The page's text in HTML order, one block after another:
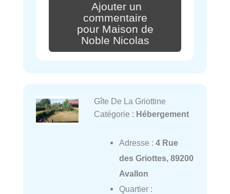
Ajouter un
commentaire
pour Maison de
Noble Nicolas
Gîte De La Griottine
Catégorie : Hébergement
Adresse : 4 Rue
des Griottes, 89200
Avallon
Quartier :